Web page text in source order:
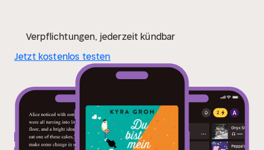
Verpflichtungen, jederzeit kündbar
Jetzt kostenlos testen